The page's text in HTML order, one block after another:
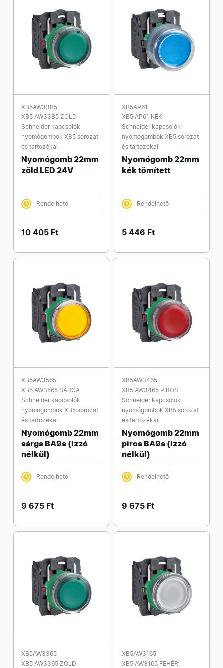
XB5AW33B5
XB5 AW33B5 ZÖLD
Schneider kapcsolók
nyomógombok XB5 sorozat
és tartozékai
Nyomógomb 22mm
zöld LED 24V
Rendelhető
10 405 Ft
XB5AP61
XB5 AP61 KÉK
Schneider kapcsolók
nyomógombok XB5 sorozat
és tartozékai
Nyomógomb 22mm
kék tömített
Rendelhető
5 446 Ft
XB5AW3565
XB5 AW3565 SÁRGA
Schneider kapcsolók
nyomógombok XB5 sorozat
és tartozékai
Nyomógomb 22mm
sárga BA9s (izzó
nélkül)
Rendelhető
9 675 Ft
XB5AW3465
XB5 AW3465 PIROS
Schneider kapcsolók
nyomógombok XB5 sorozat
és tartozékai
Nyomógomb 22mm
piros BA9s (izzó
nélkül)
Rendelhető
9 675 Ft
XB5AW3365
XB5 AW3365 ZÖLD
XB5AW3165
XB5 AW3165 FEHÉR